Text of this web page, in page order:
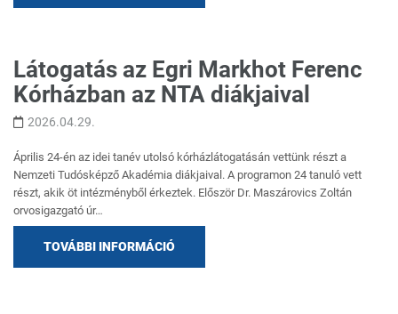
Látogatás az Egri Markhot Ferenc
Kórházban az NTA diákjaival
2026.04.29.
Április 24-én az idei tanév utolsó kórházlátogatásán vettünk részt a
Nemzeti Tudósképző Akadémia diákjaival. A programon 24 tanuló vett
részt, akik öt intézményből érkeztek. Először Dr. Maszárovics Zoltán
orvosigazgató úr…
TOVÁBBI INFORMÁCIÓ